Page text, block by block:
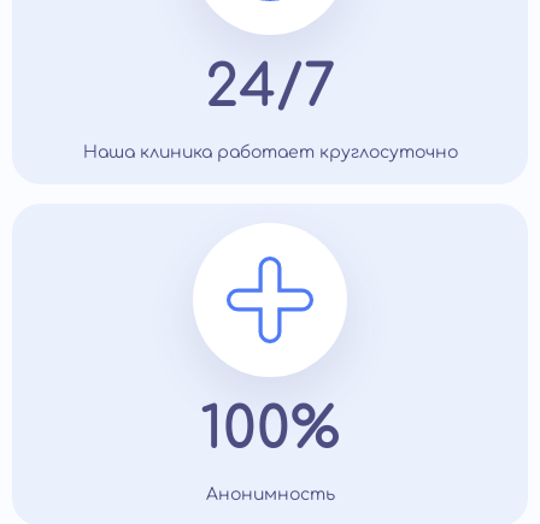
24/7
Наша клиника работает круглосуточно
100%
Анонимность